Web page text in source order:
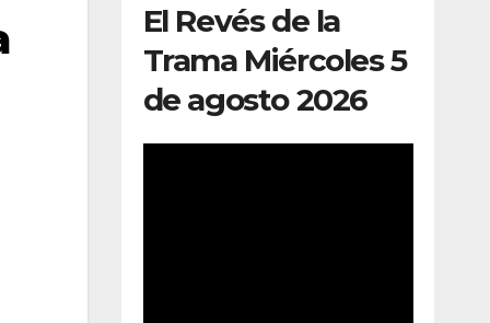
El Revés de la
Trama Miércoles 5
de agosto 2026